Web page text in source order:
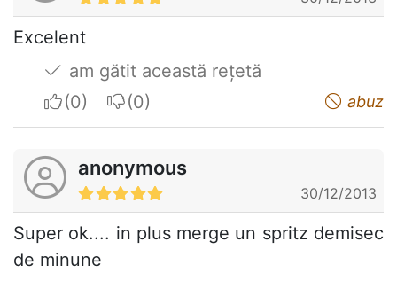
Excelent
am gătit această rețetă
I apreciateI do not appreciate abuz
anonymous
30/12/2013
Super ok.... in plus merge un spritz demisec
de minune